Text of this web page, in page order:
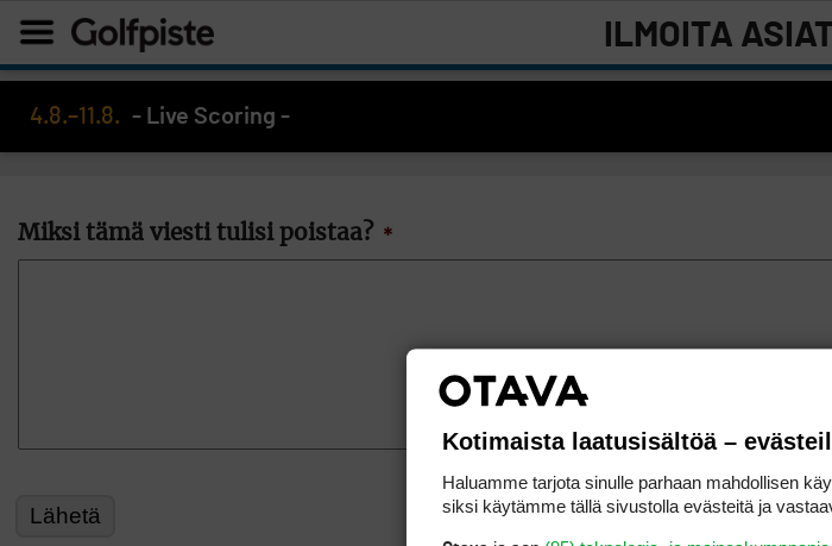
ILMOITA
4.8.–11.8. - Live Scoring -
Miksi tämä viesti tulisi poistaa? *
Kotimaista laatusisältöä –
Haluamme tarjota sinulle parhaan mahdollisen
siksi käytämme tällä sivustolla evästeitä ja